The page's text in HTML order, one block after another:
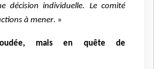
décision individuelle. Le comité
à mener. »
mais en quête de